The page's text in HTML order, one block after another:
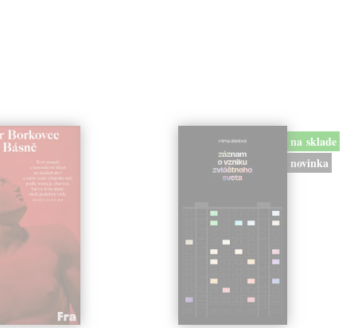
na sklade
novinka